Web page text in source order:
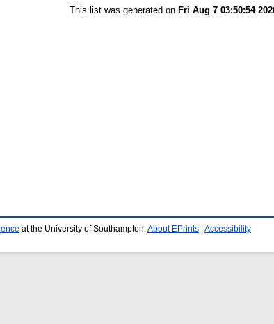
This list was generated on Fri Aug 7 03:50:54
at the University of Southampton. About EPrints Accessibility